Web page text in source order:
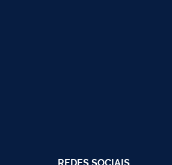
REDES SOCIAIS